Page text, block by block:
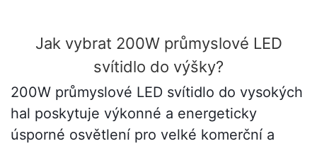
Jak vybrat 200W průmyslové LED
svítidlo do výšky?
200W průmyslové LED svítidlo do vysokých
hal poskytuje výkonné a energeticky
úsporné osvětlení pro velké komerční a